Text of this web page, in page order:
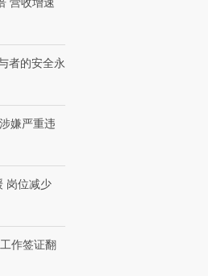
者的安全永
嫌严重违
岗位减少
作签证翻